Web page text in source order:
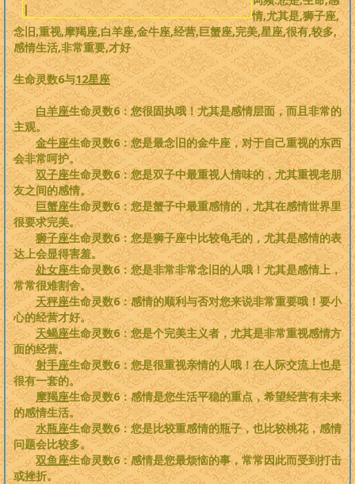
健身医学
基元学网
|
情,尤其是,狮子座,
念旧,重视,摩羯座,白羊座,金牛座,经营,巨蟹座,完美,星座,很有,较多,
感情生活,非常重要,才好
生命灵数6与12星座
白羊座生命灵数6：您很固执哦！尤其是感情层面，而且非常的
主观。
金牛座生命灵数6：您是最念旧的金牛座，对于自己重视的东西
会非常呵护。
双子座生命灵数6：您是双子中最重视人情味的，尤其重视老朋
友之间的感情。
巨蟹座生命灵数6：您是蟹子中最重感情的，尤其在感情世界里
很要求完美。
狮子座生命灵数6：您是狮子座中比较龟毛的，尤其是感情的表
达上会显得害羞。
处女座生命灵数6：您是非常非常念旧的人哦！尤其是感情上，
常常很难割舍。
天秤座生命灵数6：感情的顺利与否对您来说非常重要哦！要小
心的经营才好。
天蝎座生命灵数6：您是个完美主义者，尤其是非常重视感情方
面的经营。
射手座生命灵数6：您是很重视亲情的人哦！在人际交流上也是
很有一套的。
摩羯座生命灵数6：感情是您生活平稳的重点，希望经营有未来
的感情生活。
水瓶座生命灵数6：您是比较重感情的瓶子，也比较桃花，感情
问题会比较多。
双鱼座生命灵数6：感情是您最烦恼的事，常常因此而受到打击
或挫折。